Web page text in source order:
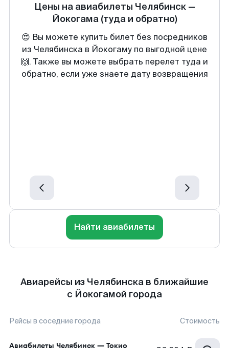
Цены на авиабилеты Челябинск—
Йокогама (туда и обратно)
😍 Вы можете купить билет без посредников
из Челябинска в Йокогаму по выгодной цене
🙌. Также вы можете выбрать перелет туда и
обратно, если уже знаете дату возвращения
Найти авиабилеты
Авиарейсы из Челябинска в ближайшие
с Йокогамой города
Рейсы в соседние города Стоимость
Авиабилеты Челябинск — Токио